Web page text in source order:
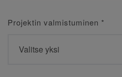
Projektin valmistuminen *